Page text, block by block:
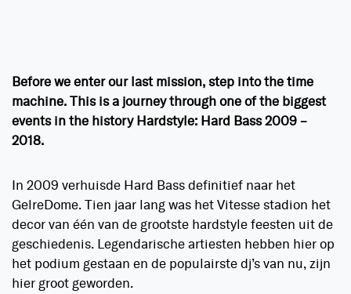
Before we enter our last mission, step into the time
machine. This is a journey through one of the biggest
events in the history Hardstyle: Hard Bass 2009 –
2018.
In 2009 verhuisde Hard Bass definitief naar het
GelreDome. Tien jaar lang was het Vitesse stadion het
decor van één van de grootste hardstyle feesten uit de
geschiedenis. Legendarische artiesten hebben hier op
het podium gestaan en de populairste dj’s van nu, zijn
hier groot geworden.